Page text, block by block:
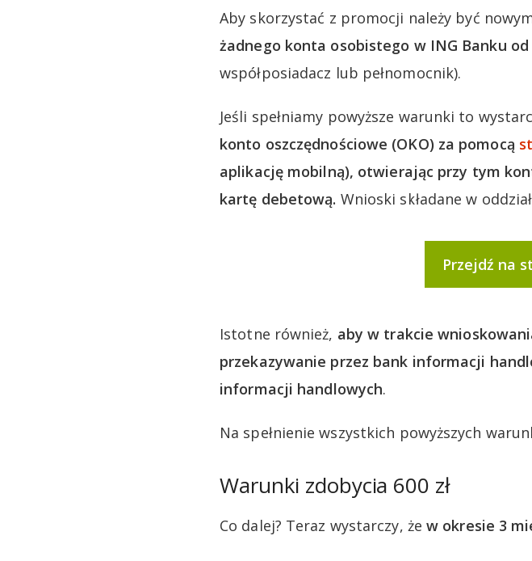
Aby skorzystać z promocji należy być
żadnego konta osobistego w ING Banku od
współposiadacz lub pełnomocnik).
Jeśli spełniamy powyższe warunki to
konto oszczędnościowe (OKO) za pomocą
aplikację mobilną), otwierając przy tym
kartę debetową. Wnioski składane w
Przejdź na
Istotne również, aby w trakcie
przekazywanie przez bank informacji
informacji handlowych.
Na spełnienie wszystkich powyższych
Warunki zdobycia 600 zł
Co dalej? Teraz wystarczy, że w okresie 3